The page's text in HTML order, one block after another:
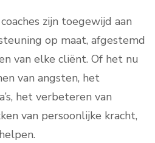
zijn toegewijd aan
op maat, afgestemd
van elke cliënt. Of het nu
van angsten, het
het verbeteren van
van persoonlijke kracht,